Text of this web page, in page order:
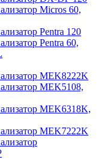
Micros 60,
Pentra 120
Pentra 60,
MEK8222K
MEK5108,
MEK6318K,
MEK7222K